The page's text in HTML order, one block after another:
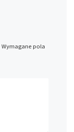
Wymagane pola